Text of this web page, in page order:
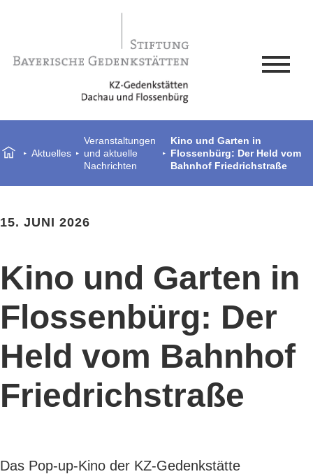
Aktuelles
Veranstaltungen
und aktuelle
Nachrichten
Kino und Garten in
Flossenbürg: Der Held vom
Bahnhof Friedrichstraße
15. JUNI 2026
Kino und Garten in
Flossenbürg: Der
Held vom Bahnhof
Friedrichstraße
Das Pop-up-Kino der KZ-Gedenkstätte